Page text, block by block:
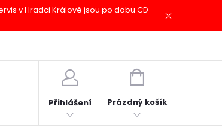
v Hradci Králové jsou po dobu CD
Přihlášení
NÁKUPNÍ
Prázdný košík